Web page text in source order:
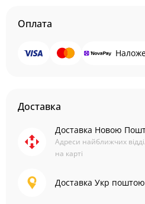
Оплата
Доставка
Доставка Новою
Адреси найближчих
на карті
Доставка Укр поштою